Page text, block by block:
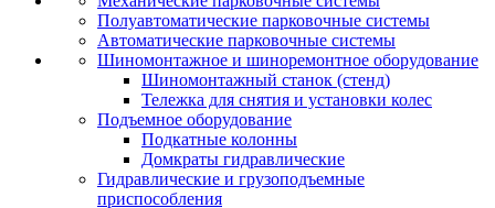
Полуавтоматические парковочные системы
Автоматические парковочные системы
Шиномонтажное и шиноремонтное оборудование
Шиномонтажный станок (стенд)
Тележка для снятия и установки колес
Подъемное оборудование
Подкатные колонны
Домкраты гидравлические
Гидравлические и грузоподъемные
приспособления